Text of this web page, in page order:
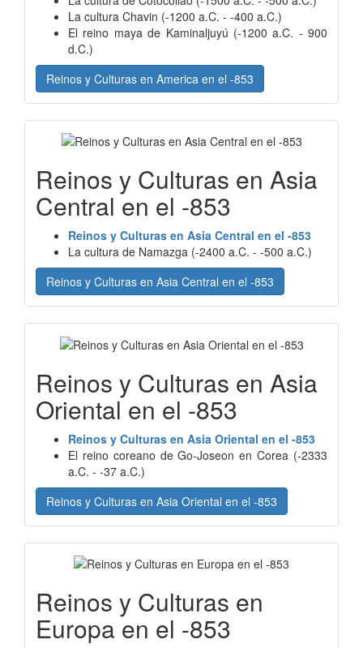
La cultura Chavin (-1200 a.C. - -400 a.C.)
El reino maya de Kaminaljuyú (-1200 a.C. - 900
d.C.)
Reinos y Culturas en America en el -853
Reinos y Culturas en Asia
Central en el -853
Reinos y Culturas en Asia Central en el -853
La cultura de Namazga (-2400 a.C. - -500 a.C.)
Reinos y Culturas en Asia Central en el -853
Reinos y Culturas en Asia
Oriental en el -853
Reinos y Culturas en Asia Oriental en el -853
El reino coreano de Go-Joseon en Corea (-2333
a.C. - -37 a.C.)
Reinos y Culturas en Asia Oriental en el -853
Reinos y Culturas en
Europa en el -853